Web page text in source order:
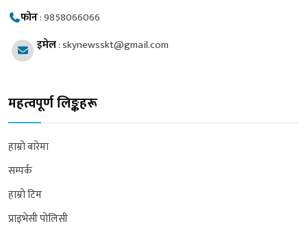
फोन:9858066066
इमेल:skynewsskt@gmail.com
महत्वपूर्ण लिङ्कहरू
हाम्रो बारेमा
सम्पर्क
हाम्रो टिम
प्राइभेसी पोलिसी